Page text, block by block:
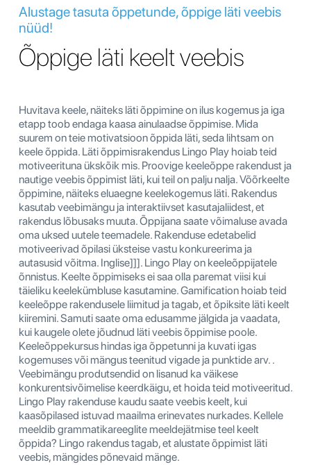
Alustage tasuta õppetunde, õppige läti veebis
nüüd!
Õppige läti keelt veebis
Huvitava keele, näiteks läti õppimine on ilus kogemus ja iga
etapp toob endaga kaasa ainulaadse õppimise. Mida
suurem on teie motivatsioon õppida läti, seda lihtsam on
keele õppida. Läti õppimisrakendus Lingo Play hoiab teid
motiveerituna ükskõik mis. Proovige keeleõppe rakendust ja
nautige veebis õppimist läti, kui teil on palju nalja. Võõrkeelte
õppimine, näiteks eluaegne keelekogemus läti. Rakendus
kasutab veebimängu ja interaktiivset kasutajaliidest, et
rakendus lõbusaks muuta. Õppijana saate võimaluse avada
oma uksed uutele teemadele. Rakenduse edetabelid
motiveerivad õpilasi üksteise vastu konkureerima ja
autasusid võitma. Inglise]]]. Lingo Play on keeleõppijatele
õnnistus. Keelte õppimiseks ei saa olla paremat viisi kui
täieliku keelekümbluse kasutamine. Gamification hoiab teid
keeleõppe rakendusele liimitud ja tagab, et õpiksite läti keelt
kiiremini. Samuti saate oma edusamme jälgida ja vaadata,
kui kaugele olete jõudnud läti veebis õppimise poole.
Keeleõppekursus hindas iga õppetunni ja kuvati igas
kogemuses või mängus teenitud vigade ja punktide arv. .
Veebimängu produtsendid on lisanud ka väikese
konkurentsivõimelise keerdkäigu, et hoida teid motiveeritud.
Lingo Play rakenduse kaudu saate veebis keelt, kui
kaasõpilased istuvad maailma erinevates nurkades. Kellele
meeldib grammatikareeglite meeldejätmise teel keelt
õppida? Lingo rakendus tagab, et alustate õppimist läti
veebis, mängides põnevaid mänge.